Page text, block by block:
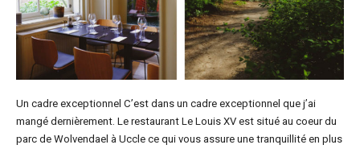
Un cadre exceptionnel C’est dans un cadre exceptionnel que j’ai
mangé dernièrement. Le restaurant Le Louis XV est situé au coeur du
parc de Wolvendael à Uccle ce qui vous assure une tranquillité en plus